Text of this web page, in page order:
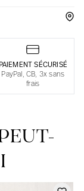
PAIEMENT SÉCURISÉ
PayPal, CB, 3x sans
frais